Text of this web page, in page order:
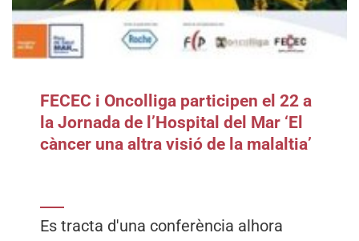
FECEC i Oncolliga participen el 22 a
la Jornada de l’Hospital del Mar ‘El
càncer una altra visió de la malaltia’
Es tracta d'una conferència alhora